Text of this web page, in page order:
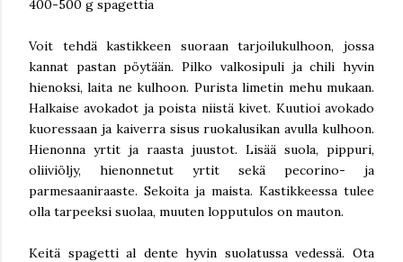
400-500 g spagettia
Voit tehdä kastikkeen suoraan tarjoilukulhoon, jossa
kannat pastan pöytään. Pilko valkosipuli ja chili hyvin
hienoksi, laita ne kulhoon. Purista limetin mehu mukaan.
Halkaise avokadot ja poista niistä kivet. Kuutioi avokado
kuoressaan ja kaiverra sisus ruokalusikan avulla kulhoon.
Hienonna yrtit ja raasta juustot. Lisää suola, pippuri,
oliiviöljy, hienonnetut yrtit sekä pecorino- ja
parmesaaniraaste. Sekoita ja maista. Kastikkeessa tulee
olla tarpeeksi suolaa, muuten lopputulos on mauton.
Keitä spagetti al dente hyvin suolatussa vedessä. Ota